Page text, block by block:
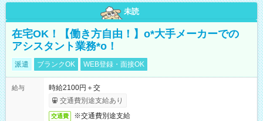
未読
在宅OK！【働き方自由！】o*大手メーカーでの
アシスタント業務*o！
派遣 ブランクOK WEB登録・面接OK
給与
時給2100円＋交
交通費別途支給あり
交通費 ※交通費別途支給